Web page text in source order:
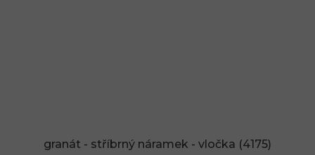
granát - stříbrný náramek - vločka (4175)